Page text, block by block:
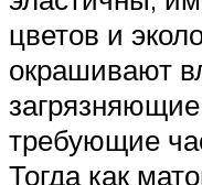
цветов и
окрашивают
требующие
Тогда как